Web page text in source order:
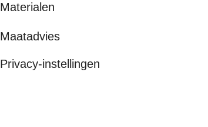
Materialen
Maatadvies
Privacy-instellingen